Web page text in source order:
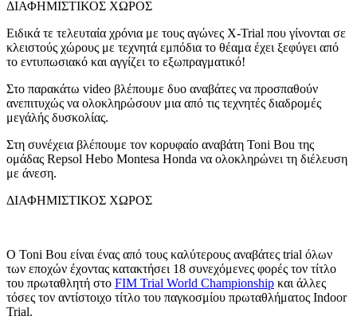
ΔΙΑΦΗΜΙΣΤΙΚΟΣ ΧΩΡΟΣ
Ειδικά τε τελευταία χρόνια με τους αγώνες X-Trial που γίνονται σε
κλειστούς χώρους με τεχνητά εμπόδια το θέαμα έχει ξεφύγει από
το εντυπωσιακό και αγγίζει το εξωπραγματικό!
Στο παρακάτω video βλέπουμε δυο αναβάτες να προσπαθούν
ανεπιτυχώς να ολοκληρώσουν μια από τις τεχνητές διαδρομές
μεγάλής δυσκολίας.
Στη συνέχεια βλέπουμε τον κορυφαίο αναβάτη Toni Bou της
ομάδας Repsol Hebo Montesa Honda να ολοκληρώνει τη διέλευση
με άνεση.
ΔΙΑΦΗΜΙΣΤΙΚΟΣ ΧΩΡΟΣ
Ο Toni Bou είναι ένας από τους καλύτερους αναβάτες trial όλων
των εποχών έχοντας κατακτήσει 18 συνεχόμενες φορές τον τίτλο
του πρωταθλητή στο FIM Trial World Championship και άλλες
τόσες τον αντίστοιχο τίτλο του παγκοσμίου πρωταθλήματος Indoor
Trial.